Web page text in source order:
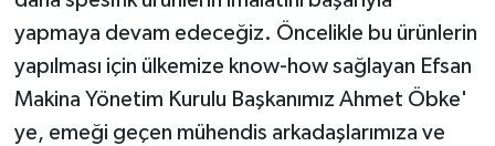
yapmaya devam edeceğiz. Öncelikle bu ürünlerin
yapılması için ülkemize know-how sağlayan Efsan
Makina Yönetim Kurulu Başkanımız Ahmet Öbke'
ye, emeği geçen mühendis arkadaşlarımıza ve